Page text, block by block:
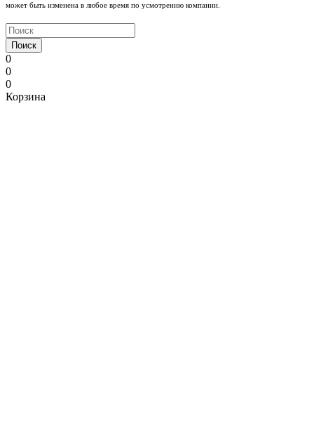
может быть изменена в любое время по усмотрению компании.
Поиск
0
0
0
Корзина